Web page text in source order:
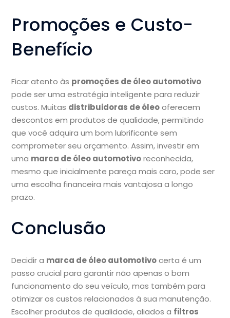
Promoções e Custo-
Benefício
Ficar atento às promoções de óleo automotivo
pode ser uma estratégia inteligente para reduzir
custos. Muitas distribuidoras de óleooferecem
descontos em produtos de qualidade, permitindo
que você adquira um bom lubrificante sem
comprometer seu orçamento. Assim, investir em
uma marca de óleo automotivoreconhecida,
mesmo que inicialmente pareça mais caro, pode ser
uma escolha financeira mais vantajosa a longo
prazo.
Conclusão
Decidir a marca de óleo automotivocerta é um
passo crucial para garantir não apenas o bom
funcionamento do seu veículo, mas também para
otimizar os custos relacionados à sua manutenção.
Escolher produtos de qualidade, aliados a filtros